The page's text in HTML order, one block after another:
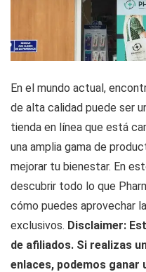
En el mundo actual,
de alta calidad puede ser
tienda en línea que está
una amplia gama de
mejorar tu bienestar. En
descubrir todo lo que
cómo puedes aprovechar
exclusivos. Disclaimer:
de afiliados. Si realizas
enlaces, podemos ganar